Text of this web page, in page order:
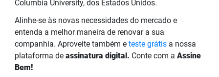
Columbia University, dos Estados Unidos.
Alinhe-se às novas necessidades do mercado e
entenda a melhor maneira de renovar a sua
companhia. Aproveite também e teste grátis a nossa
plataforma de assinatura digital. Conte com a Assine
Bem!